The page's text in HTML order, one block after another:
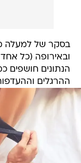
ובאירופה (כל
הנתונים חושפים
ההרגלים